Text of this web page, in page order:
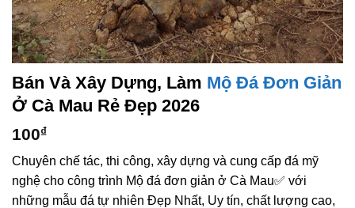
Bán Và Xây Dựng, Làm Mộ Đá Đơn Giản
Ở Cà Mau Rẻ Đẹp 2026
100₫
Chuyên chế tác, thi công, xây dựng và cung cấp đá mỹ
nghệ cho công trình Mộ đá đơn giản ở Cà Mau✅ với
những mẫu đá tự nhiên Đẹp Nhất, Uy tín, chất lượng cao,